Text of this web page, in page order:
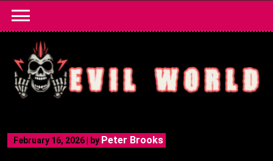
content
February 16, 2026 by Peter Brooks